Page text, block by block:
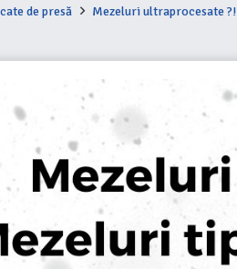
de presă Mezeluri ultraprocesate